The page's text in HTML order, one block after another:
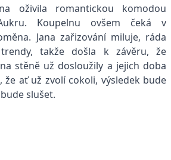
oživila romantickou komodou
Koupelnu ovšem čeká v
Jana zařizování miluje, ráda
takže došla k závěru, že
stěně už dosloužily a jejich doba
že ať už zvolí cokoli, výsledek bude
slušet.